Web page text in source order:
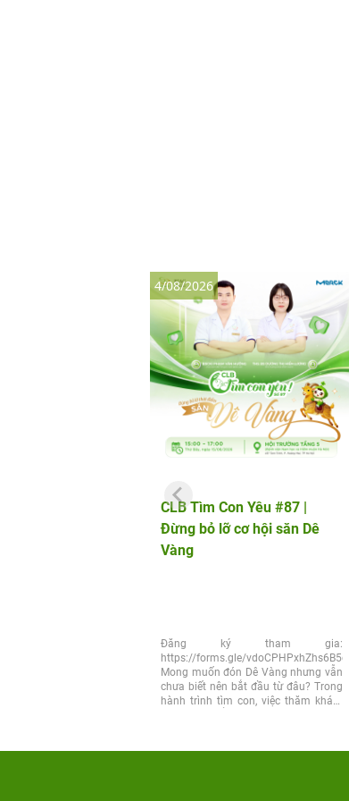
CLB Tìm Con Yêu #87 |
Đừng bỏ lỡ cơ hội săn Dê
Vàng
Đăng ký tham gia:
https://forms.gle/vdoCPHPxhZhs6B5q6
Mong muốn đón Dê Vàng nhưng vẫn
chưa biết nên bắt đầu từ đâu? Trong
hành trình tìm con, việc thăm khám
4/08/2026